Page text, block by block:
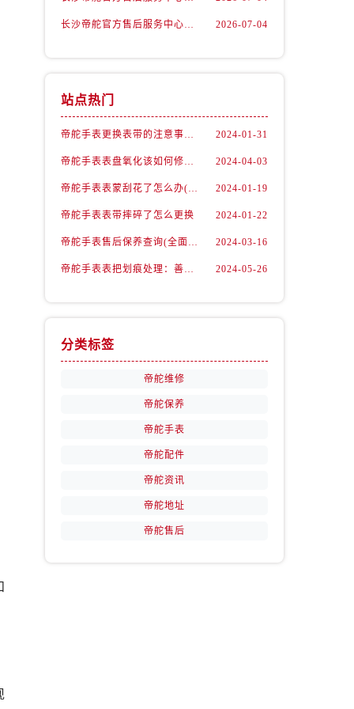
长沙帝舵官方售后服务中心｜最新地址及售后电话权威信息公示（2026年7月最新） 2026-07-04
站点热门
帝舵手表更换表带的注意事项有哪些 2024-01-31
帝舵手表表盘氧化该如何修复？ 2024-04-03
帝舵手表表蒙刮花了怎么办(手表表面刮花怎么处理) 2024-01-19
帝舵手表表带摔碎了怎么更换 2024-01-22
帝舵手表售后保养查询(全面了解帝舵手表售后保养流程及费用) 2024-03-16
帝舵手表表把划痕处理：善良之选，专业修复 2024-05-26
分类标签
帝舵维修
帝舵保养
帝舵手表
帝舵配件
帝舵资讯
帝舵地址
帝舵售后